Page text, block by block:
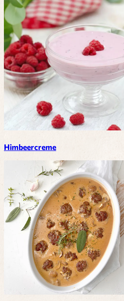
Himbeercreme